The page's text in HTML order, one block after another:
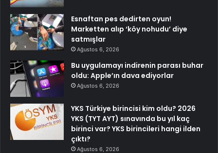
Esnaftan pes dedirten oyun!
Marketten alıp ‘köy nohudu’ diye
satmışlar
Ağustos 6, 2026
Bu uygulamayı indirenin parası buhar
oldu: Apple’ın dava ediyorlar
Ağustos 6, 2026
YKS Türkiye birincisi kim oldu? 2026
YKS (TYT AYT) sınavında bu yıl kaç
birinci var? YKS birincileri hangi ilden
çıktı?
Ağustos 6, 2026